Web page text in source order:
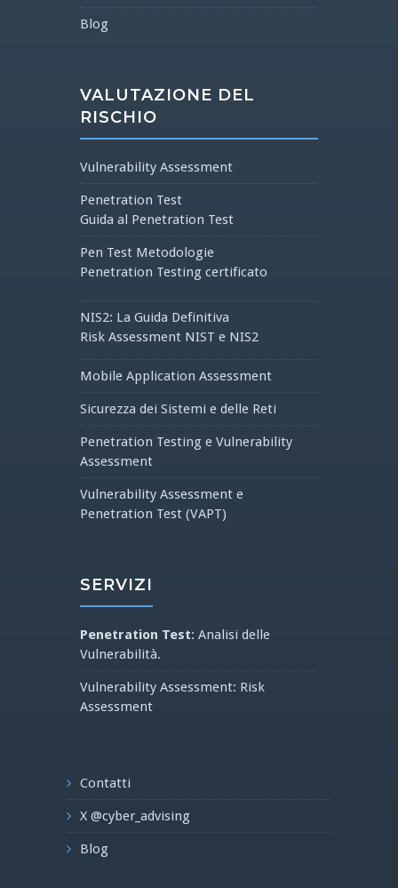
Blog
VALUTAZIONE DEL
RISCHIO
Vulnerability Assessment
Penetration Test
Guida al Penetration Test
Pen Test Metodologie
Penetration Testing certificato
NIS2: La Guida Definitiva
Risk Assessment NIST e NIS2
Mobile Application Assessment
Sicurezza dei Sistemi e delle Reti
Penetration Testing e Vulnerability
Assessment
Vulnerability Assessment e
Penetration Test (VAPT)
SERVIZI
Penetration Test: Analisi delle
Vulnerabilità.
Vulnerability Assessment: Risk
Assessment
Contatti
X @cyber_advising
Blog